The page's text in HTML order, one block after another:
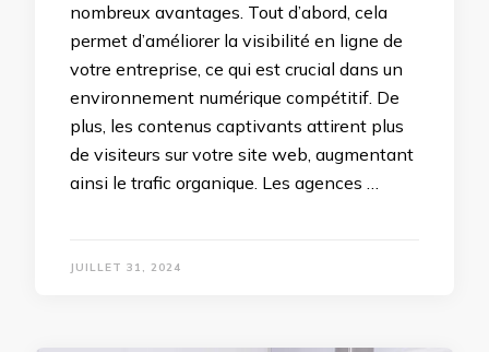
nombreux avantages. Tout d’abord, cela
permet d’améliorer la visibilité en ligne de
votre entreprise, ce qui est crucial dans un
environnement numérique compétitif. De
plus, les contenus captivants attirent plus
de visiteurs sur votre site web, augmentant
ainsi le trafic organique. Les agences …
JUILLET 31, 2024